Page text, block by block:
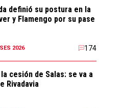
definió su postura en la
y Flamengo por su pase
2026 174
cesión de Salas: se va a
Rivadavia